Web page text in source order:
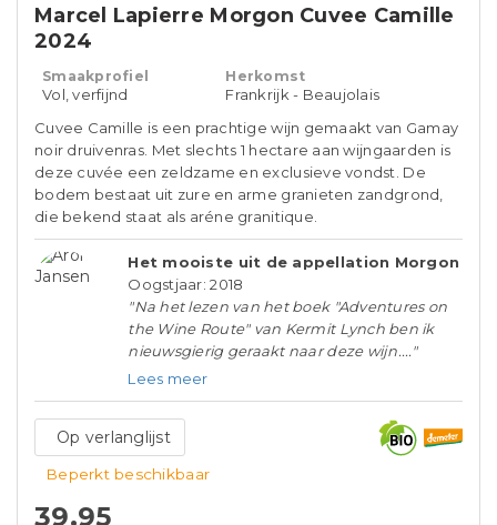
Marcel Lapierre Morgon Cuvee Camille
2024
Smaakprofiel
Vol, verfijnd
Herkomst
Frankrijk - Beaujolais
Cuvee Camille is een prachtige wijn gemaakt van Gamay
noir druivenras. Met slechts 1 hectare aan wijngaarden is
deze cuvée een zeldzame en exclusieve vondst. De
bodem bestaat uit zure en arme granieten zandgrond,
die bekend staat als aréne granitique.
Het mooiste uit de appellation Morgon
Oogstjaar: 2018
"Na het lezen van het boek "Adventures on
the Wine Route" van Kermit Lynch ben ik
nieuwsgierig geraakt naar deze wijn...."
Lees meer
Op verlanglijst
Beperkt beschikbaar
39,95